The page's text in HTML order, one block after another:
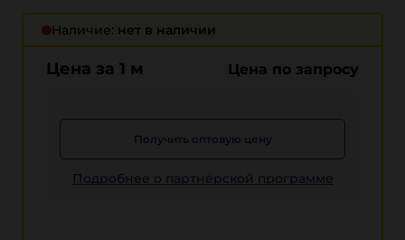
Наличие: нет в наличии
Цена за 1 м Цена по запросу
Получить оптовую цену
Подробнее о партнёрской программе